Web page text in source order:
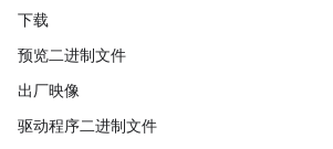
下载
预览二进制文件
出厂映像
驱动程序二进制文件